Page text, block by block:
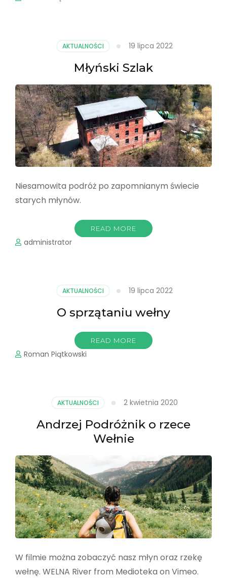
AKTUALNOŚCI 19 lipca 2022
Młyński Szlak
Niesamowita podróż po zapomnianym świecie
starych młynów.
READ MORE
administrator
AKTUALNOŚCI 19 lipca 2022
O sprzątaniu wełny
READ MORE
Roman Piątkowski
AKTUALNOŚCI 2 kwietnia 2020
Andrzej Podróżnik o rzece
Wełnie
W filmie można zobaczyć nasz młyn oraz rzekę
wełnę. WELNA River from Medioteka on Vimeo.